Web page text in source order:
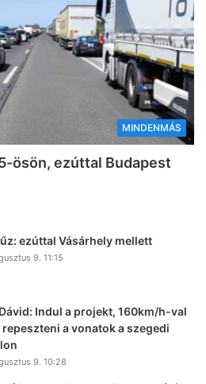
MINDENMÁS
ösön, ezúttal Budapest
ezúttal Vásárhely mellett
9. 11:15
Indul a projekt, 160km/h-val
a vonatok a szegedi
9. 10:28